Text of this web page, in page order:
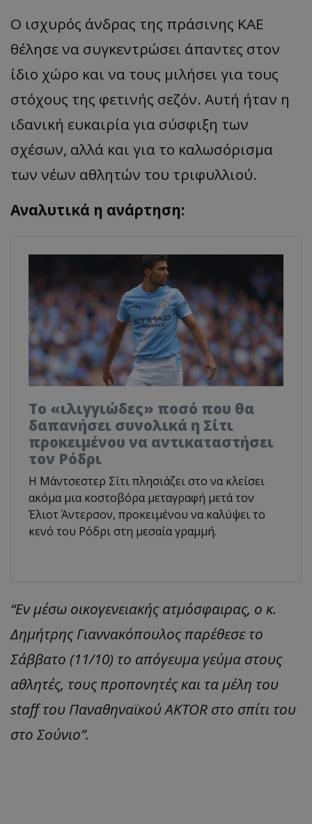
Ο ισχυρός άνδρας της πράσινης ΚΑΕ
θέλησε να συγκεντρώσει άπαντες στον
ίδιο χώρο και να τους μιλήσει για τους
στόχους της φετινής σεζόν. Αυτή ήταν η
ιδανική ευκαιρία για σύσφιξη των
σχέσων, αλλά και για το καλωσόρισμα
των νέων αθλητών του τριφυλλιού.
Αναλυτικά η ανάρτηση:
Το «ιλιγγιώδες» ποσό που θα
δαπανήσει συνολικά η Σίτι
προκειμένου να αντικαταστήσει
τον Ρόδρι
Η Μάντσεστερ Σίτι πλησιάζει στο να κλείσει
ακόμα μια κοστοβόρα μεταγραφή μετά τον
Έλιοτ Άντερσον, προκειμένου να καλύψει το
κενό του Ρόδρι στη μεσαία γραμμή.
“Εν μέσω οικογενειακής ατμόσφαιρας, ο κ.
Δημήτρης Γιαννακόπουλος παρέθεσε το
Σάββατο (11/10) το απόγευμα γεύμα στους
αθλητές, τους προπονητές και τα μέλη του
staff του Παναθηναϊκού AKTOR στο σπίτι του
στο Σούνιο”.